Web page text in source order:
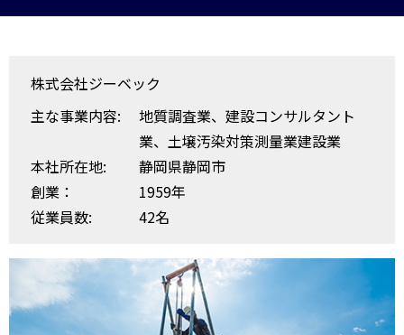
株式会社ジーベック
主な事業内容:
地質調査業、建設コンサルタント
業、土壌汚染対策測量業建設業
本社所在地:
静岡県静岡市
創業：
1959年
従業員数:
42名